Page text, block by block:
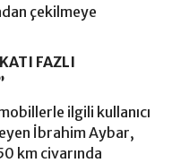
çekilmeye
FAZLI
ilgili kullanıcı
İbrahim Aybar,
km civarında